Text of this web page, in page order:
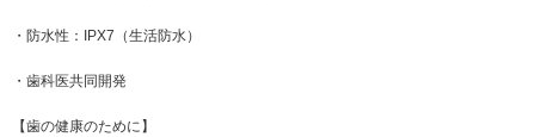
・防水性：IPX7（生活防水）
・歯科医共同開発
【歯の健康のために】